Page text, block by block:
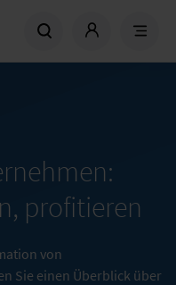
profitieren
von
Sie einen Überblick über